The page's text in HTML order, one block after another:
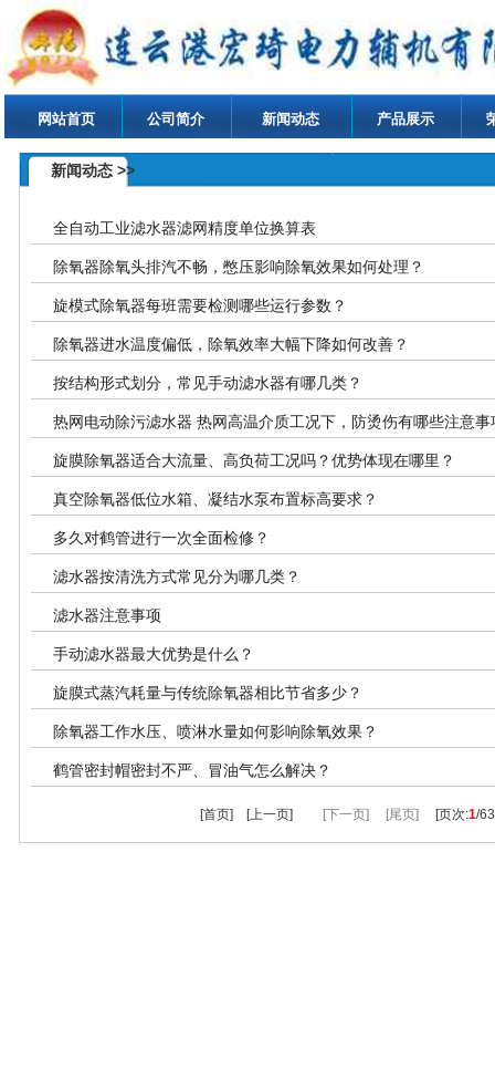
网站首页 公司简介 新闻动态 产品展示
新闻动态 >>
全自动工业滤水器滤网精度单位换算表
除氧器除氧头排汽不畅，憋压影响除氧效果如何处理？
旋模式除氧器每班需要检测哪些运行参数？
除氧器进水温度偏低，除氧效率大幅下降如何改善？
按结构形式划分，常见手动滤水器有哪几类？
热网电动除污滤水器 热网高温介质工况下，防烫伤有哪些注意事
旋膜除氧器适合大流量、高负荷工况吗？优势体现在哪里？
真空除氧器低位水箱、凝结水泵布置标高要求？
多久对鹤管进行一次全面检修？
滤水器按清洗方式常见分为哪几类？
滤水器注意事项
手动滤水器最大优势是什么？
旋膜式蒸汽耗量与传统除氧器相比节省多少？
除氧器工作水压、喷淋水量如何影响除氧效果？
鹤管密封帽密封不严、冒油气怎么解决？
[首页] [上一页] [下一页] [尾页] [页次:1/